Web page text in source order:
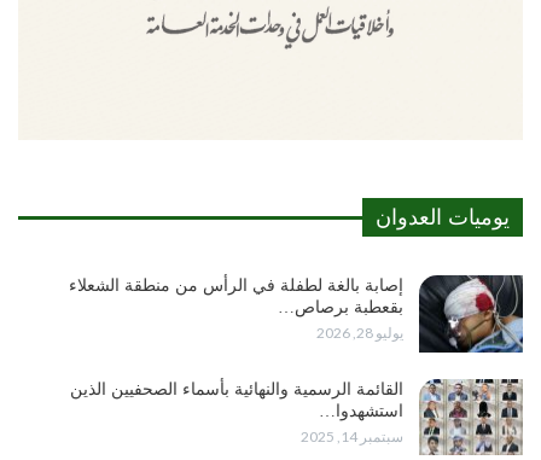
يوميات العدوان
إصابة بالغة لطفلة في الرأس من منطقة الشعلاء
بقعطبة برصاص…
يوليو 28, 2026
القائمة الرسمية والنهائية بأسماء الصحفيين الذين
استشهدوا…
سبتمبر 14, 2025